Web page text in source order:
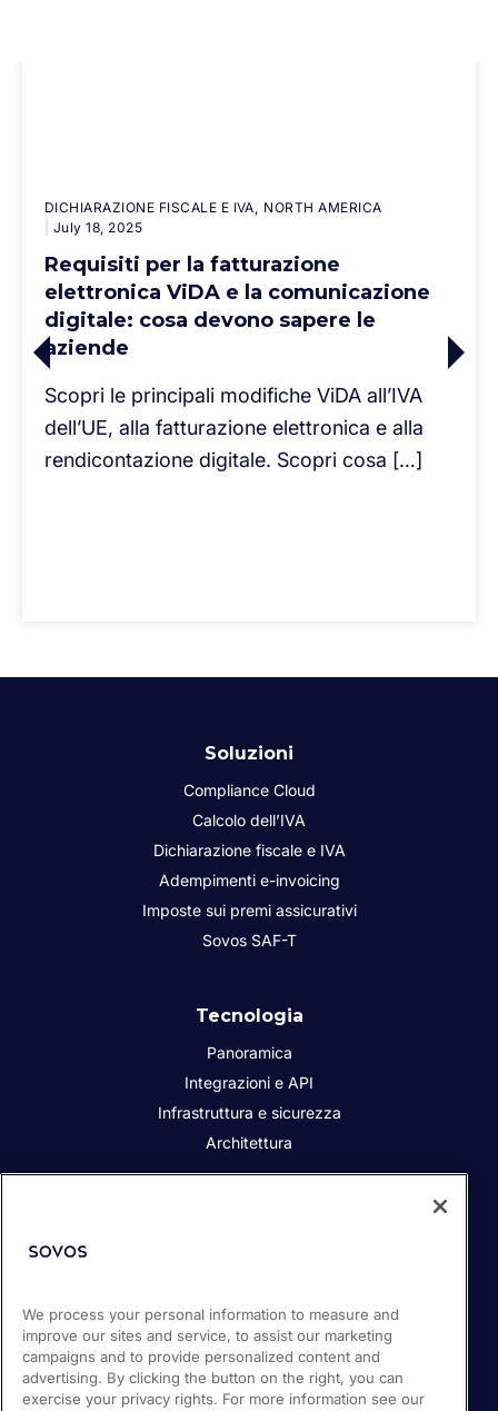
DICHIARAZIONE FISCALE E IVA
NORTH AMERICA
July 18, 2025
Requisiti per la fatturazione
elettronica ViDA e la comunicazione
digitale: cosa devono sapere le
aziende
Scopri le principali modifiche ViDA all’IVA
dell’UE, alla fatturazione elettronica e alla
rendicontazione digitale. Scopri cosa […]
Soluzioni
Compliance Cloud
Calcolo dell’IVA
Dichiarazione fiscale e IVA
Adempimenti e-invoicing
Imposte sui premi assicurativi
Sovos SAF-T
Tecnologia
Panoramica
Integrazioni e API
Infrastruttura e sicurezza
Architettura
i Partner
Sala stampa
Lavora con noi
We process your personal information to measure and
improve our sites and service, to assist our marketing
campaigns and to provide personalized content and
advertising. By clicking the button on the right, you can
exercise your privacy rights. For more information see our